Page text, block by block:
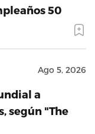
50
Ago 5, 2026
a
según "The